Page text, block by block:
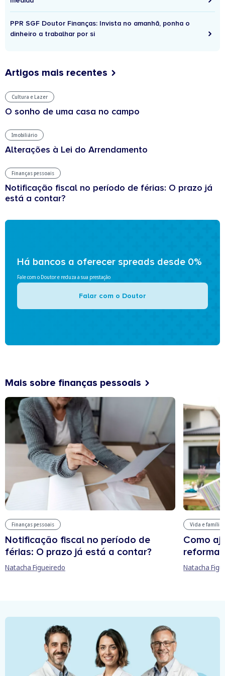
PPR SGF Doutor Finanças: Invista no amanhã, ponha o
dinheiro a trabalhar por si
Artigos mais recentes
Cultura e Lazer
O sonho de uma casa no campo
Imobiliário
Alterações à Lei do Arrendamento
Finanças pessoais
Notificação fiscal no período de férias: O prazo já
está a contar?
Há bancos a oferecer spreads desde 0%
Fale com o Doutor e reduza a sua prestação
Falar com o Doutor
Mais sobre finanças pessoais
Finanças pessoais
Notificação fiscal no período de
férias: O prazo já está a contar?
Natacha Figueiredo
Vida e família
Como
reforma
Natacha